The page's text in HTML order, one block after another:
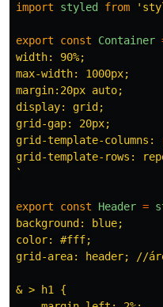
import styled from '
export const Container
width: 90%;
max-width: 1000px;
margin:20px auto;
display: grid;
grid-gap: 20px;
grid-template-
grid-template-rows:
`
export const Header =
background: blue;
color: #fff;
grid-area: header; //
& > h1 {